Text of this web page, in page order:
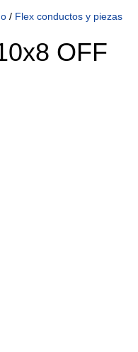
/ Flex conductos y piezas
OFF